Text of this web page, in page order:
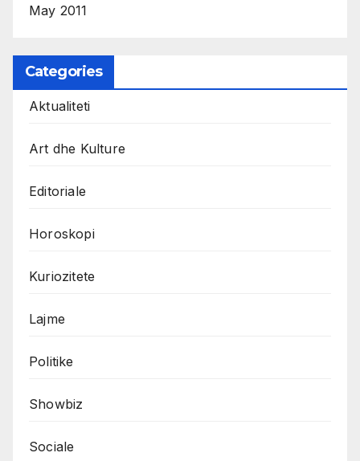
May 2011
Categories
Aktualiteti
Art dhe Kulture
Editoriale
Horoskopi
Kuriozitete
Lajme
Politike
Showbiz
Sociale